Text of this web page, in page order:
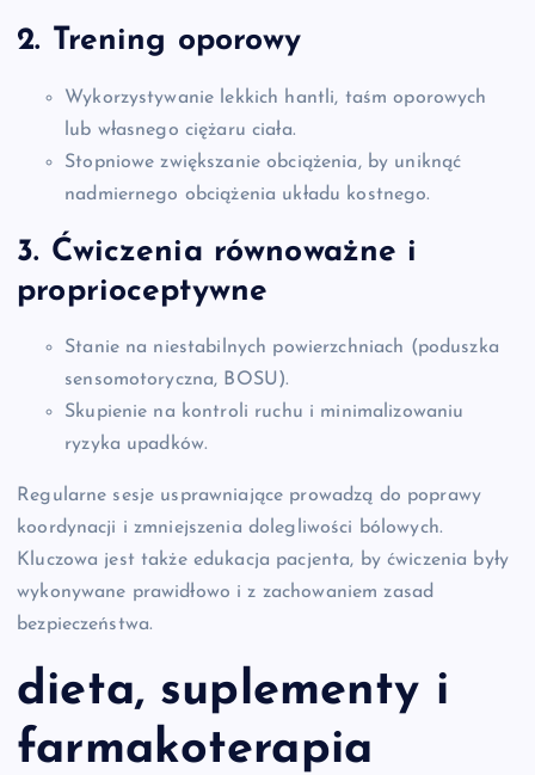
2. Trening oporowy
Wykorzystywanie lekkich hantli, taśm oporowych
lub własnego ciężaru ciała.
Stopniowe zwiększanie obciążenia, by uniknąć
nadmiernego obciążenia układu kostnego.
3. Ćwiczenia równoważne i
proprioceptywne
Stanie na niestabilnych powierzchniach (poduszka
sensomotoryczna, BOSU).
Skupienie na kontroli ruchu i minimalizowaniu
ryzyka upadków.
Regularne sesje usprawniające prowadzą do poprawy
koordynacji i zmniejszenia dolegliwości bólowych.
Kluczowa jest także edukacja pacjenta, by ćwiczenia były
wykonywane prawidłowo i z zachowaniem zasad
bezpieczeństwa.
dieta, suplementy i
farmakoterapia